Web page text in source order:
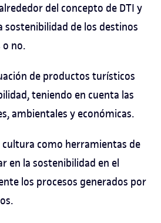
del concepto de DTI y
sostenibilidad de los destinos
no.
de productos turísticos
teniendo en cuenta las
ambientales y económicas.
cultura como herramientas de
en la sostenibilidad en el
los procesos generados por